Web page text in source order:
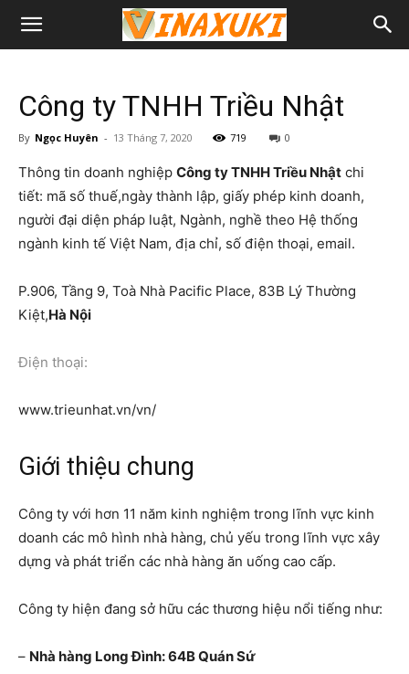
Công ty TNHH Triều Nhật
By Ngọc Huyên - 13 Tháng 7, 2020 719 0
Thông tin doanh nghiệp Công ty TNHH Triều Nhật chi
tiết: mã số thuế,ngày thành lập, giấy phép kinh doanh,
người đại diện pháp luật, Ngành, nghề theo Hệ thống
ngành kinh tế Việt Nam, địa chỉ, số điện thoại, email.
P.906, Tầng 9, Toà Nhà Pacific Place, 83B Lý Thường
Kiệt,Hà Nội
Điện thoại:
www.trieunhat.vn/vn/
Giới thiệu chung
Công ty với hơn 11 năm kinh nghiệm trong lĩnh vực kinh
doanh các mô hình nhà hàng, chủ yếu trong lĩnh vực xây
dựng và phát triển các nhà hàng ăn uống cao cấp.
Công ty hiện đang sở hữu các thương hiệu nổi tiếng như:
– Nhà hàng Long Đình: 64B Quán Sứ